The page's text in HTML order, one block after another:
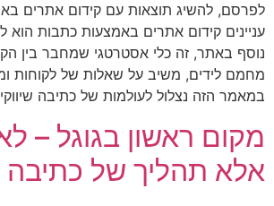
לפרסם, להשיג תוצאות עם קידום אתרים
עניינים קידום אתרים באמצעות כתבות הוא
נוסף באתר, זה כלי אסטרטגי שמחבר בין
מחמם לידים, משיב על שאלות של לקוחות
במאמר הזה נצלול לעולמות של כתיבה
מקום ראשון בגוגל –
אלא תהליך של כתיבה